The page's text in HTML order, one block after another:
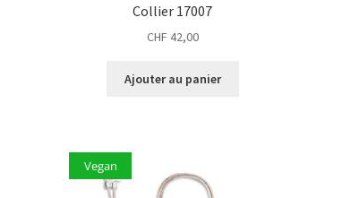
Collier 17007
CHF 42,00
Ajouter au panier
Vegan